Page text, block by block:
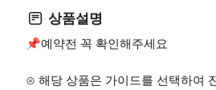
상품설명
📌예약전 꼭 확인해주세요
⊙ 해당 상품은 가이드를 선택하여